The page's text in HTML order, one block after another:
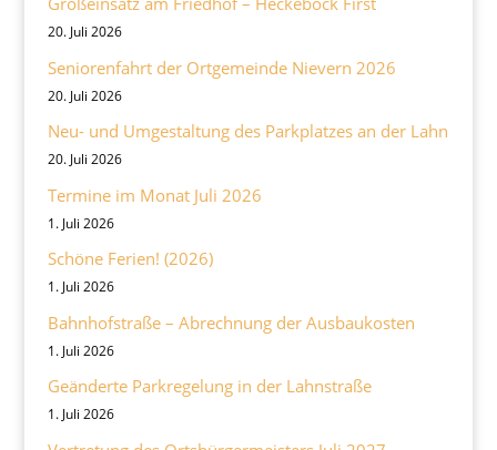
20. Juli 2026
Seniorenfahrt der Ortgemeinde Nievern 2026
20. Juli 2026
Neu- und Umgestaltung des Parkplatzes an der Lahn
20. Juli 2026
Termine im Monat Juli 2026
1. Juli 2026
Schöne Ferien! (2026)
1. Juli 2026
Bahnhofstraße – Abrechnung der Ausbaukosten
1. Juli 2026
Geänderte Parkregelung in der Lahnstraße
1. Juli 2026